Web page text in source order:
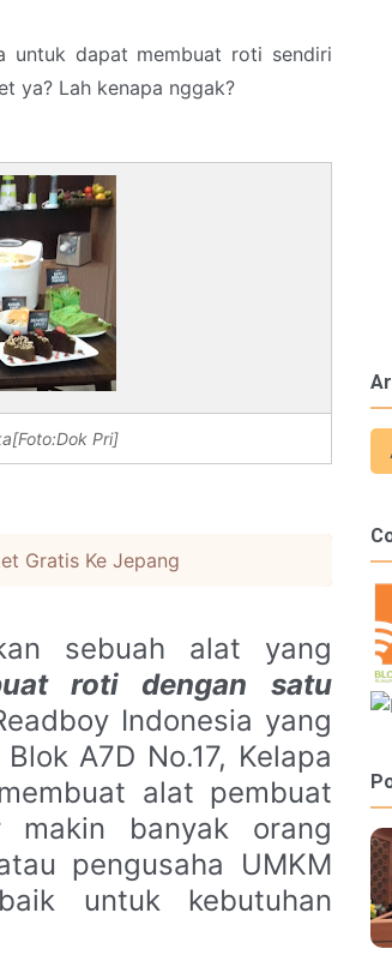
untuk dapat membuat roti sendiri
ya? Lah kenapa nggak?
Pri]
Gratis Ke Jepang
sebuah alat yang
roti dengan
satu
Indonesia yang
A7D No.17, Kelapa
alat pembuat
makin banyak orang
pengusaha UMKM
untuk kebutuhan